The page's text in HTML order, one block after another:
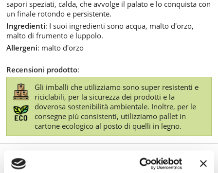
sapori speziati, calda, che avvolge il palato e lo conquista con
un finale rotondo e persistente.
Ingredienti: I suoi ingredienti sono acqua, malto d'orzo,
malto di frumento e luppolo.
Allergeni: malto d'orzo
Recensioni prodotto:
Gli imballi che utilizziamo sono super resistenti e
riciclabili, per la sicurezza dei prodotti e la
doverosa sostenibilità ambientale. Inoltre, per le
consegne più consistenti, utilizziamo pallet in
cartone ecologico al posto di quelli in legno.
TI POTREBBE INTERESSARE ANCHE